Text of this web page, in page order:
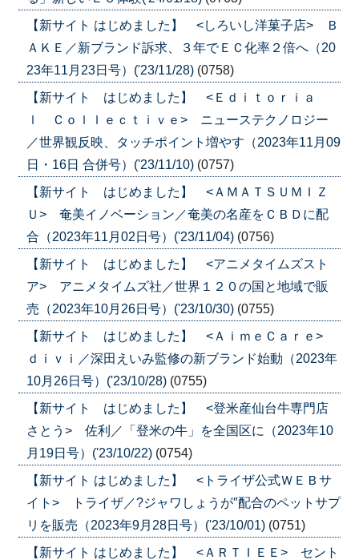
【新サイト はじめました】 <しろいし洋菓子店> Ｂ
ＡＫＥ／新ブランド訴求、３年でＥＣ化率２倍へ（20
23年11月23日号）('23/11/28) (0758)
【新サイト はじめました】 <Ｅｄｉｔｏｒｉａ
ｌ Ｃｏｌｌｅｃｔｉｖｅ> ニューステクノロジー
／世界観反映、タッチポイント増やす（2023年11月09
日・16日 合併号）('23/11/10) (0757)
【新サイト はじめました】 <ＡＭＡＴＳＵＭＩＺ
Ｕ> 奄美イノベーション／奄美の名産をＣＢＤに配
合（2023年11月02日号）('23/11/04) (0756)
【新サイト はじめました】 <アニメタイムズスト
ア> アニメタイムズ社／世界１２０の国と地域で販
売（2023年10月26日号）('23/10/30) (0755)
【新サイト はじめました】 <ＡｉｍｅＣａｒｅ>
ｄｉｖｉ／深田えいみ監修の新ブランド始動（2023年
10月26日号）('23/10/28) (0755)
【新サイト はじめました】 <登米産仙台牛専門店
さとう> 佐利／「登米の牛」を全国区に（2023年10
月19日号）('23/10/22) (0754)
【新サイト はじめました】 <トライザ公式ＷＥＢサ
イト> トライザ／?ジャワしょうが″配合のペットサプ
リを販売（2023年9月28日号）('23/10/01) (0751)
【新サイト はじめました】 <ＡＲＴＩＥＥ> セント